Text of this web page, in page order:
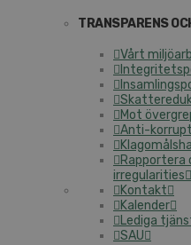
TRANSPARENS
Vårt
Mot
Anti-
irregularities
Kontakt
Kalender
Lediga
SAU